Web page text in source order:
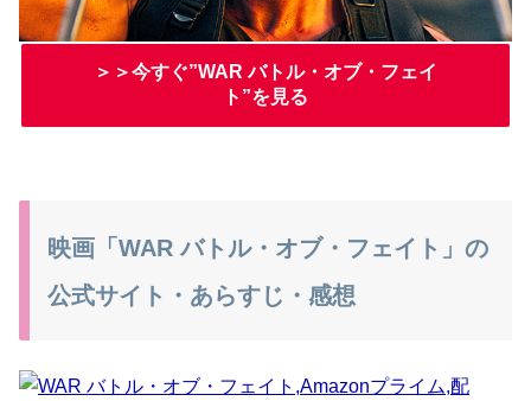
＞＞今すぐ”WAR バトル・オブ・フェイ
ト”を見る
映画「WAR バトル・オブ・フェイト」の
公式サイト・あらすじ・感想